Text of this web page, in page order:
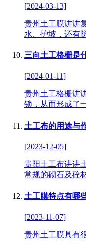
[2024-03-13]
贵州土工膜讲讲
水、护坡，还有
三向土工格栅是
[2024-01-11]
贵州土工格栅讲
锁，从而形成了
土工布的用途与
[2023-12-05]
贵阳土工布讲讲
常规的砌石及砼
土工膜特点有哪
[2023-11-07]
贵州土工膜具有